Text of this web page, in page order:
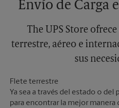
Envío de Carga
The UPS Store
terrestre, aéreo e
sus
Flete terrestre
Ya sea a través del estado o
para encontrar la mejor manera